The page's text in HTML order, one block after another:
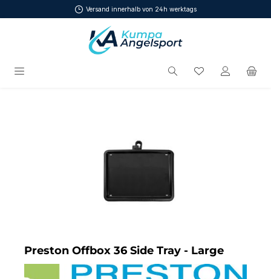
Zum Hauptinhalt springenVersand innerhalb von 24h werktags
Du hast 0
Preston Offbox 36 Side Tray - Large